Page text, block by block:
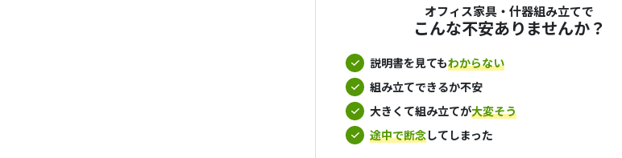
オフィス家具・什器組み立てで
こんな不安ありませんか？
説明書を見てもわからない
組み立てできるか不安
大きくて組み立てが大変そう
途中で断念してしまった